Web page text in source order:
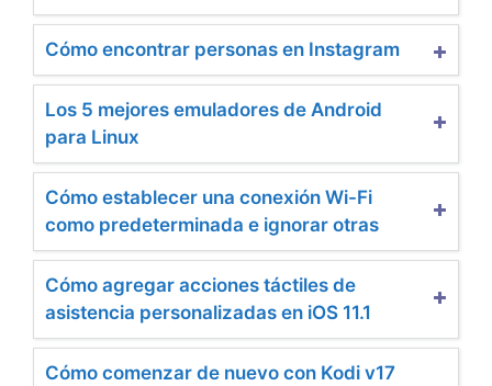
Cómo encontrar personas en Instagram
Los 5 mejores emuladores de Android
para Linux
Cómo establecer una conexión Wi-Fi
como predeterminada e ignorar otras
Cómo agregar acciones táctiles de
asistencia personalizadas en iOS 11.1
Cómo comenzar de nuevo con Kodi v17